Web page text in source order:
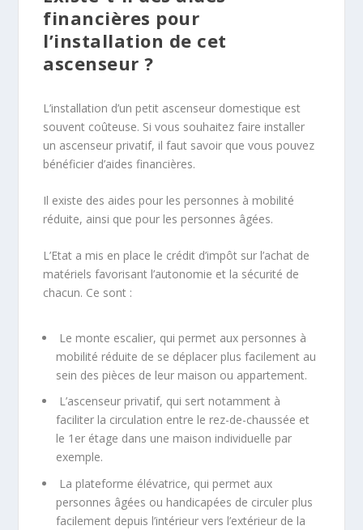
financières pour
l’installation de cet
ascenseur ?
L’installation d’un petit ascenseur domestique est
souvent coûteuse. Si vous souhaitez faire installer
un ascenseur privatif, il faut savoir que vous pouvez
bénéficier d’aides financières.
Il existe des aides pour les personnes à mobilité
réduite, ainsi que pour les personnes âgées.
L’Etat a mis en place le crédit d’impôt sur l’achat de
matériels favorisant l’autonomie et la sécurité de
chacun. Ce sont :
Le monte escalier, qui permet aux personnes à
mobilité réduite de se déplacer plus facilement au
sein des pièces de leur maison ou appartement.
L’ascenseur privatif, qui sert notamment à
faciliter la circulation entre le rez-de-chaussée et
le 1er étage dans une maison individuelle par
exemple.
La plateforme élévatrice, qui permet aux
personnes âgées ou handicapées de circuler plus
facilement depuis l’intérieur vers l’extérieur de la